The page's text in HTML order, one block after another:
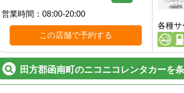
営業時間： 08:00-20:00
この店舗で予約する
各種サ
田方郡函南町のニコニコレンタカーを